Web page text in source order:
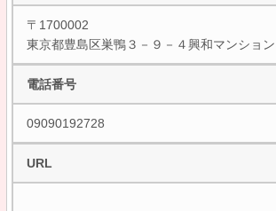
〒1700002
東京都豊島区巣鴨３－９－４興和マンショ
電話番号
09090192728
URL